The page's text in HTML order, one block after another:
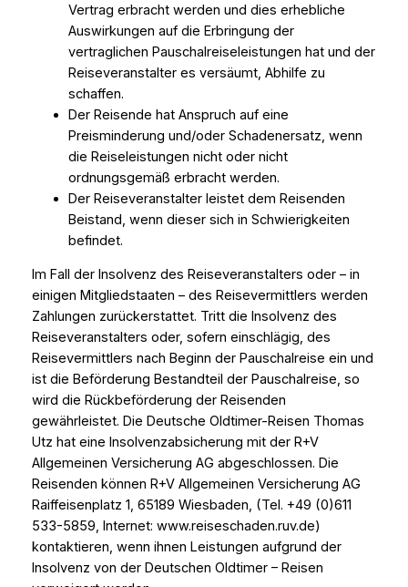
Vertrag erbracht werden und dies erhebliche
Auswirkungen auf die Erbringung der
vertraglichen Pauschalreiseleistungen hat und der
Reiseveranstalter es versäumt, Abhilfe zu
schaffen.
Der Reisende hat Anspruch auf eine
Preisminderung und/oder Schadenersatz, wenn
die Reiseleistungen nicht oder nicht
ordnungsgemäß erbracht werden.
Der Reiseveranstalter leistet dem Reisenden
Beistand, wenn dieser sich in Schwierigkeiten
befindet.
Im Fall der Insolvenz des Reiseveranstalters oder – in
einigen Mitgliedstaaten – des Reisevermittlers werden
Zahlungen zurückerstattet. Tritt die Insolvenz des
Reiseveranstalters oder, sofern einschlägig, des
Reisevermittlers nach Beginn der Pauschalreise ein und
ist die Beförderung Bestandteil der Pauschalreise, so
wird die Rückbeförderung der Reisenden
gewährleistet. Die Deutsche Oldtimer-Reisen Thomas
Utz hat eine Insolvenzabsicherung mit der R+V
Allgemeinen Versicherung AG abgeschlossen. Die
Reisenden können R+V Allgemeinen Versicherung AG
Raiffeisenplatz 1, 65189 Wiesbaden, (Tel. +49 (0)611
533-5859, Internet: www.reiseschaden.ruv.de)
kontaktieren, wenn ihnen Leistungen aufgrund der
Insolvenz von der Deutschen Oldtimer – Reisen